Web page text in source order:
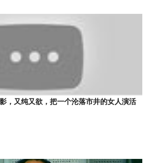
，又纯又欲，把一个沦落市井的女人演活